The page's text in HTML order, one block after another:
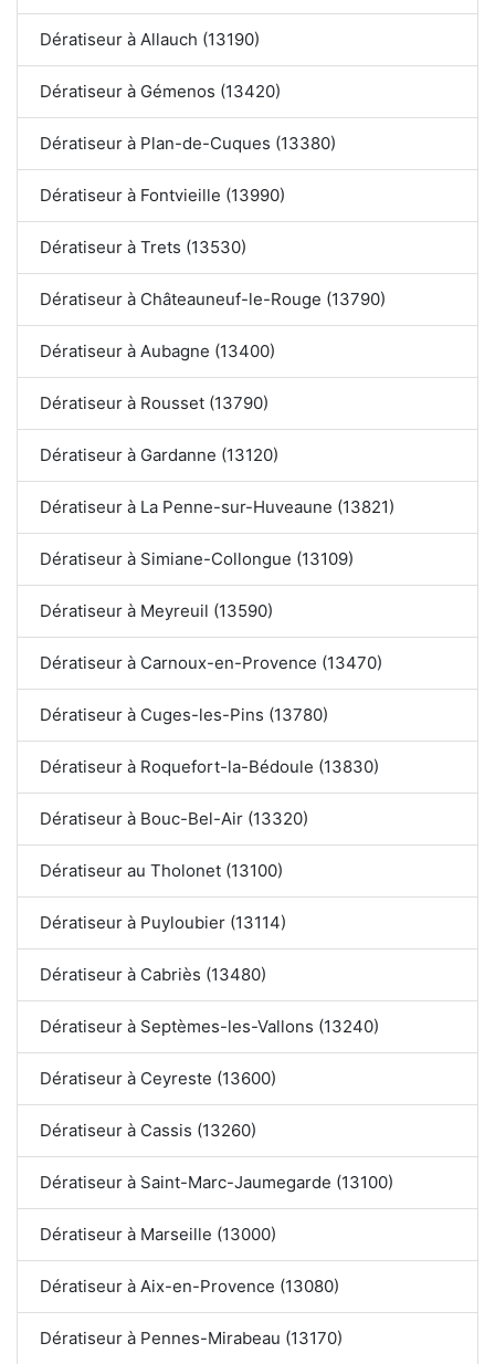
Dératiseur à Allauch (13190)
Dératiseur à Gémenos (13420)
Dératiseur à Plan-de-Cuques (13380)
Dératiseur à Fontvieille (13990)
Dératiseur à Trets (13530)
Dératiseur à Châteauneuf-le-Rouge (13790)
Dératiseur à Aubagne (13400)
Dératiseur à Rousset (13790)
Dératiseur à Gardanne (13120)
Dératiseur à La Penne-sur-Huveaune (13821)
Dératiseur à Simiane-Collongue (13109)
Dératiseur à Meyreuil (13590)
Dératiseur à Carnoux-en-Provence (13470)
Dératiseur à Cuges-les-Pins (13780)
Dératiseur à Roquefort-la-Bédoule (13830)
Dératiseur à Bouc-Bel-Air (13320)
Dératiseur au Tholonet (13100)
Dératiseur à Puyloubier (13114)
Dératiseur à Cabriès (13480)
Dératiseur à Septèmes-les-Vallons (13240)
Dératiseur à Ceyreste (13600)
Dératiseur à Cassis (13260)
Dératiseur à Saint-Marc-Jaumegarde (13100)
Dératiseur à Marseille (13000)
Dératiseur à Aix-en-Provence (13080)
Dératiseur à Pennes-Mirabeau (13170)